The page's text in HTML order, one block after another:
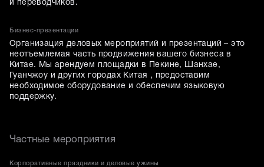
и переводчиков.
Бизнес-презентации
Организация деловых мероприятий и презентаций – это
неотъемлемая часть продвижения вашего бизнеса в
Китае. Мы арендуем площадки в Пекине, Шанхае,
Гуанчжоу и других городах Китая , предоставим
необходимое оборудование и обеспечим языковую
поддержку.
Частные мероприятия
Корпоративные праздники и деловые ужины